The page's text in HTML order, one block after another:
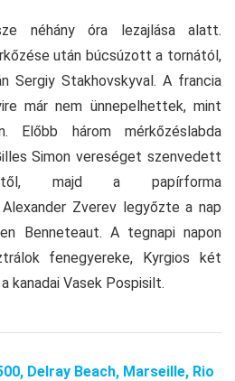
néhány óra lezajlása alatt.
után búcsúzott a tornától,
Sergiy Stakhovskyval. A francia
már nem ünnepelhettek, mint
három mérkőzéslabda
Simon vereséget szenvedett
majd a papírforma
Zverev legyőzte a nap
Benneteaut. A tegnapi napon
fenegyereke, Kyrgios két
kanadai Vasek Pospisilt.
Delray Beach, Marseille, Rio